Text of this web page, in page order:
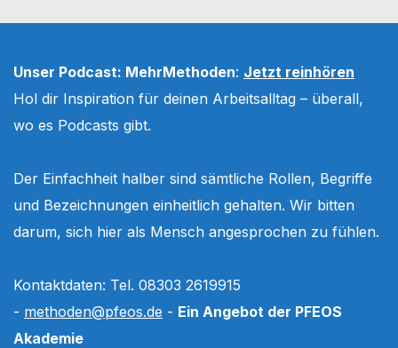
Unser Podcast: MehrMethoden: Jetzt reinhören
Hol dir Inspiration für deinen Arbeitsalltag – überall,
wo es Podcasts gibt.
Der Einfachheit halber sind sämtliche Rollen, Begriffe
und Bezeichnungen einheitlich gehalten. Wir bitten
darum, sich hier als Mensch angesprochen zu fühlen.
Kontaktdaten: Tel. 08303 2619915
- methoden@pfeos.de - Ein Angebot der PFEOS
Akademie